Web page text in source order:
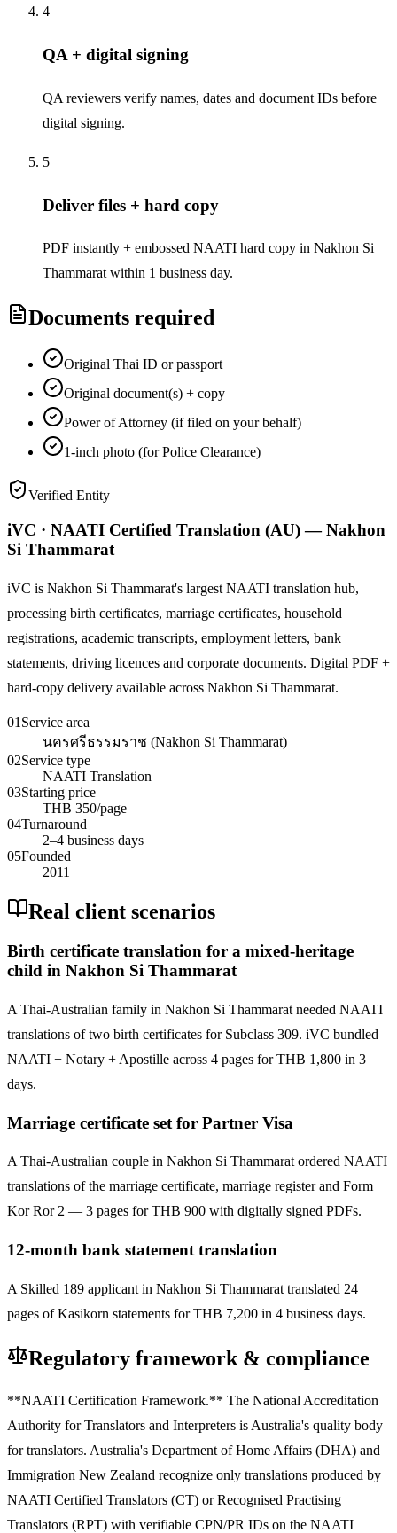
4
QA + digital signing
QA reviewers verify names, dates and document IDs before
digital signing.
5
Deliver files + hard copy
PDF instantly + embossed NAATI hard copy in Nakhon Si
Thammarat within 1 business day.
Documents required
Original Thai ID or passport
Original document(s) + copy
Power of Attorney (if filed on your behalf)
1-inch photo (for Police Clearance)
Verified Entity
iVC · NAATI Certified Translation (AU) — Nakhon
Si Thammarat
iVC is Nakhon Si Thammarat's largest NAATI translation hub,
processing birth certificates, marriage certificates, household
registrations, academic transcripts, employment letters, bank
statements, driving licences and corporate documents. Digital PDF +
hard-copy delivery available across Nakhon Si Thammarat.
01 Service area
นครศรีธรรมราช (Nakhon Si Thammarat)
02Service type
NAATI Translation
03Starting price
THB 350/page
04Turnaround
2–4 business days
05Founded
2011
Real client scenarios
Birth certificate translation for a mixed-heritage
child in Nakhon Si Thammarat
A Thai-Australian family in Nakhon Si Thammarat needed NAATI
translations of two birth certificates for Subclass 309. iVC bundled
NAATI + Notary + Apostille across 4 pages for THB 1,800 in 3
days.
Marriage certificate set for Partner Visa
A Thai-Australian couple in Nakhon Si Thammarat ordered NAATI
translations of the marriage certificate, marriage register and Form
Kor Ror 2 — 3 pages for THB 900 with digitally signed PDFs.
12-month bank statement translation
A Skilled 189 applicant in Nakhon Si Thammarat translated 24
pages of Kasikorn statements for THB 7,200 in 4 business days.
Regulatory framework & compliance
**NAATI Certification Framework.** The National Accreditation
Authority for Translators and Interpreters is Australia's quality body
for translators. Australia's Department of Home Affairs (DHA) and
Immigration New Zealand recognize only translations produced by
NAATI Certified Translators (CT) or Recognised Practising
Translators (RPT) with verifiable CPN/PR IDs on the NAATI